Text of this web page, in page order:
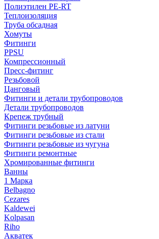
Полиэтилен PE-RT
Теплоизоляция
Труба обсадная
Хомуты
Фитинги
PPSU
Компрессионный
Пресс-фитинг
Резьбовой
Цанговый
Фитинги и детали трубопроводов
Детали трубопроводов
Крепеж трубный
Фитинги резьбовые из латуни
Фитинги резьбовые из стали
Фитинги резьбовые из чугуна
Фитинги ремонтные
Хромированные фитинги
Ванны
1 Марка
Belbagno
Cezares
Kaldewei
Kolpasan
Riho
Акватек